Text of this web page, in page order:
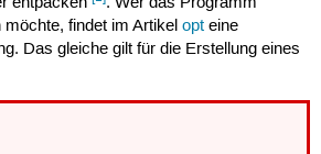
findet im Artikel opteine
Das gleiche gilt für die Erstellung eines